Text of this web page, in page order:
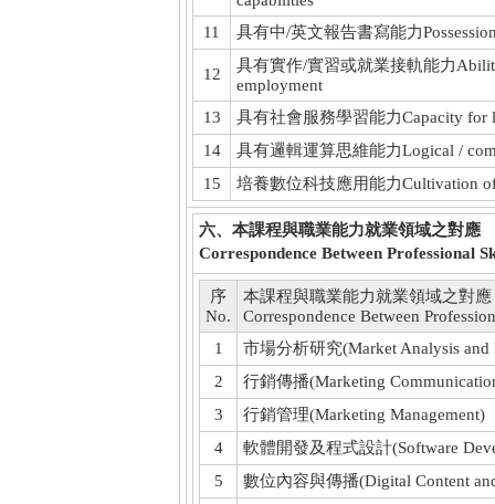
11
具有中/英文報告書寫能力
12
具有實作/實習或就業接軌能力
employment
13
具有社會服務學習能力Capacity for
14
具有邏輯運算思維能力Logical /
15
培養數位科技應用能力Cultivation
六、本課程與職業能力就業領域之對應
Correspondence Between Professional
序
No.
本課程與職業能力就業領域之對應
Correspondence Between
1
市場分析研究(Market Analysis and
2
行銷傳播(Marketing
3
行銷管理(Marketing Management)
4
軟體開發及程式設計(Software
5
數位內容與傳播(Digital Content